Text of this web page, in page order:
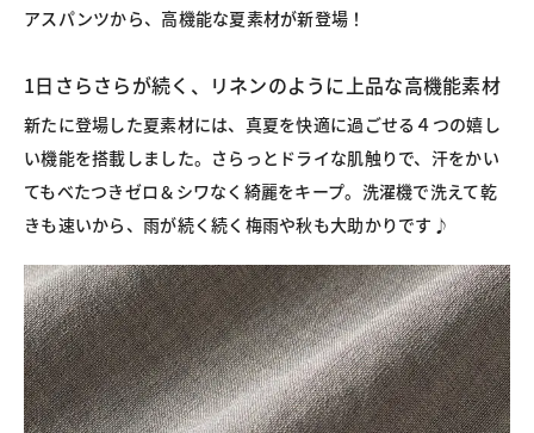
アスパンツから、高機能な夏素材が新登場！
1日さらさらが続く、リネンのように上品な高機能素材
新たに登場した夏素材には、真夏を快適に過ごせる４つの嬉し
い機能を搭載しました。さらっとドライな肌触りで、汗をかい
てもべたつきゼロ＆シワなく綺麗をキープ。洗濯機で洗えて乾
きも速いから、雨が続く続く梅雨や秋も大助かりです♪